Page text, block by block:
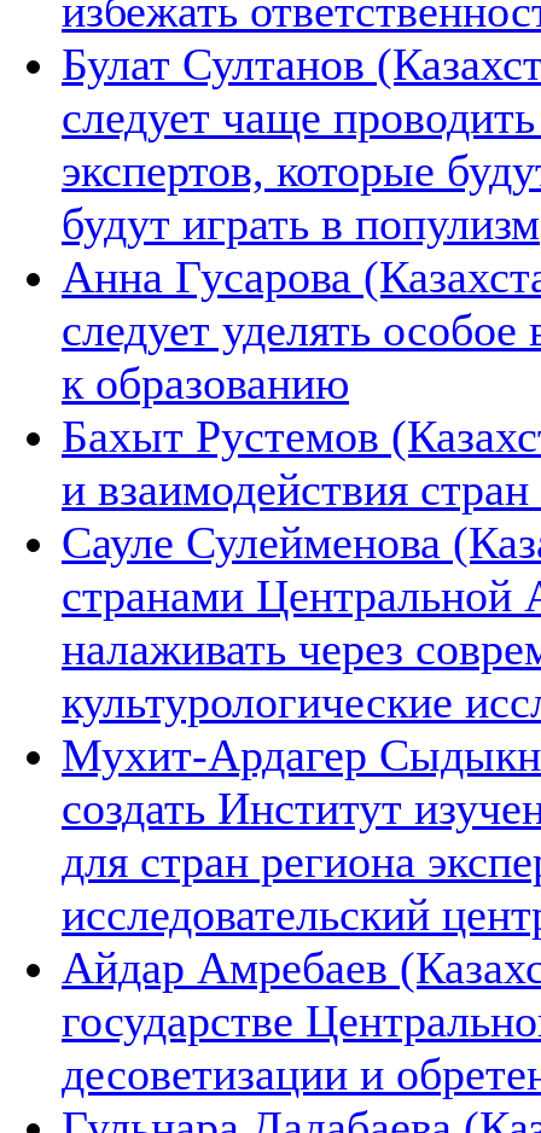
избежать
Булат Султанов
следует чаще
экспертов, которые
будут играть в популизм
Анна Гусарова
следует уделять
к образованию
Бахыт Рустемов
и взаимодействия
Сауле Сулейменова
странами
налаживать через
культурологические
Мухит-Ардагер
создать Институт
для стран региона
исследовательский
Айдар Амребаев
государстве
десоветизации и